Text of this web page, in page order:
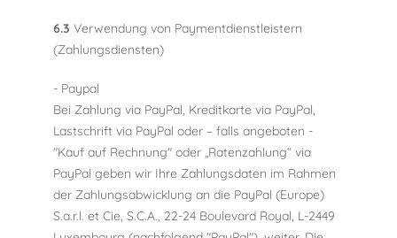
6.3 Verwendung von Paymentdienstleistern
(Zahlungsdiensten)
- Paypal
Bei Zahlung via PayPal, Kreditkarte via PayPal,
Lastschrift via PayPal oder – falls angeboten -
"Kauf auf Rechnung" oder „Ratenzahlung“ via
PayPal geben wir Ihre Zahlungsdaten im Rahmen
der Zahlungsabwicklung an die PayPal (Europe)
S.a.r.l. et Cie, S.C.A., 22-24 Boulevard Royal, L-2449